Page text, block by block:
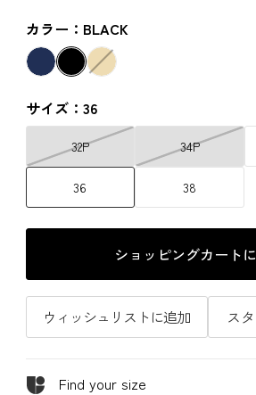
カラー：BLACK
サイズ：36
32P 34P
36 38
ショッピングカート
ウィッシュリストに追加 ス
Find your size